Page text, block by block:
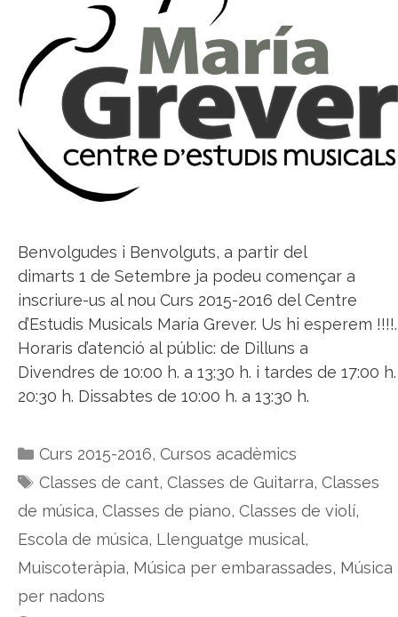
Benvolgudes i Benvolguts, a partir del
dimarts 1 de Setembre ja podeu començar a
inscriure-us al nou Curs 2015-2016 del Centre
d’Estudis Musicals María Grever. Us hi esperem !!!!.
Horaris d’atenció al públic: de Dilluns a
Divendres de 10:00 h. a 13:30 h. i tardes de 17:00 h.
20:30 h. Dissabtes de 10:00 h. a 13:30 h.
Categories
Curs 2015-2016, Cursos acadèmics
Etiquetes
Classes de cant, Classes de Guitarra, Classes
de música, Classes de piano, Classes de violí,
Escola de música, Llenguatge musical,
Muiscoteràpia, Música per embarassades, Música
per nadons